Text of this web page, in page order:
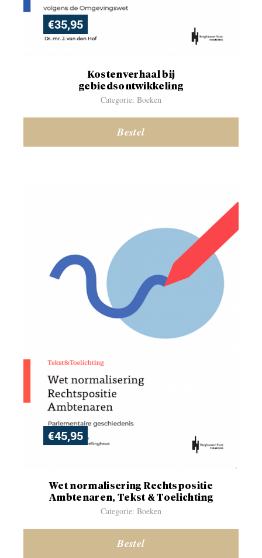
€35,95
Kostenverhaal bij
gebiedsontwikkeling
Categorie: Boeken
Bestel
€45,95
Wet normalisering Rechtspositie
Ambtenaren, Tekst & Toelichting
Categorie: Boeken
Bestel